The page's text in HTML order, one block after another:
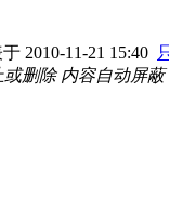
2010-11-21 15:40
或删除 内容自动屏蔽